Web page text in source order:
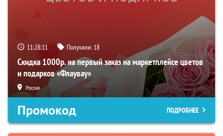
11:28:10 Получили: 18
Скидка 1000р. на первый заказ на маркетплейсе цветов
и подарков «Флаувау»
Россия
Промокод ПОДРОБНЕЕ